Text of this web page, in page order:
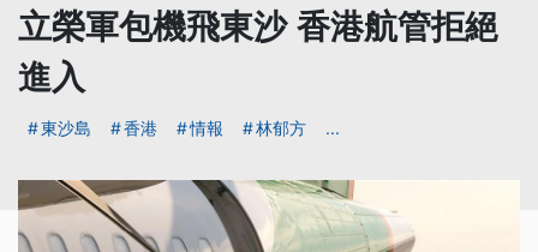
立榮軍包機飛東沙 香港航管拒絕
進入
東沙島 香港 情報 林郁方 ...